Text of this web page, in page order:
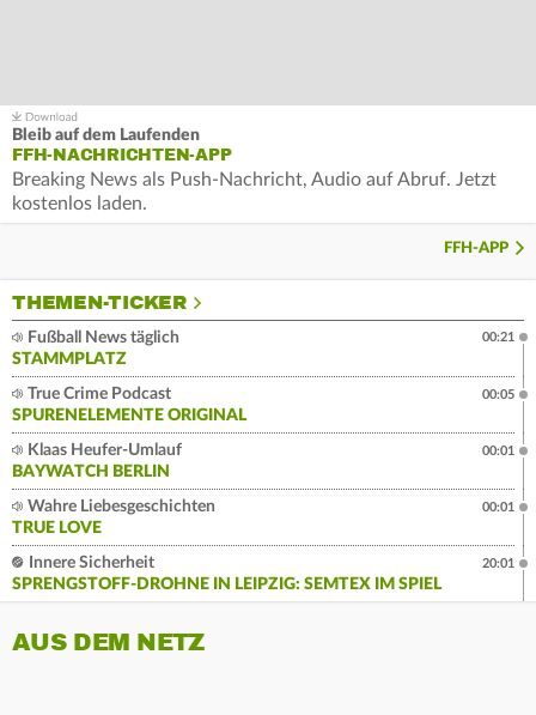
Bleib auf dem Laufenden
FFH-NACHRICHTEN-APP
Breaking News als Push-Nachricht, Audio auf Abruf. Jetzt
kostenlos laden.
FFH-APP
THEMEN-TICKER
Fußball News täglich
STAMMPLATZ
00:21
True Crime Podcast
SPURENELEMENTE ORIGINAL
00:05
Klaas Heufer-Umlauf
BAYWATCH BERLIN
00:01
Wahre Liebesgeschichten
TRUE LOVE
00:01
Innere Sicherheit
SPRENGSTOFF-DROHNE IN LEIPZIG: SEMTEX IM SPIEL
20:01
AUS DEM NETZ